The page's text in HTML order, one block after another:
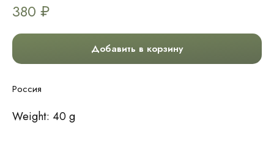
380 ₽
Добавить в корзину
Россия
Weight: 40 g